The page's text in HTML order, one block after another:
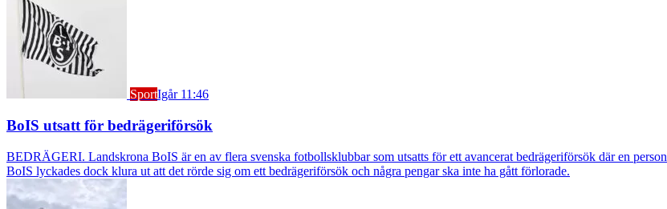
SportIgår 11:46
BoIS utsatt för bedrägeriförsök
BEDRÄGERI. Landskrona BoIS är en av flera svenska fotbollsklubbar som utsatts för ett avancerat bedrägeriförsök där en
BoIS lyckades dock klura ut att det rörde sig om ett bedrägeriförsök och några pengar ska inte ha gått förlorade.